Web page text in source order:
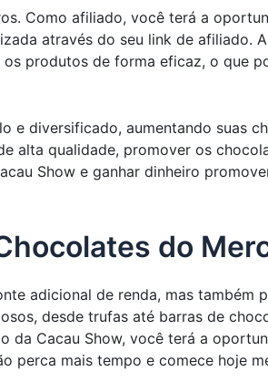
Como afiliado, você terá a
através do seu link de afiliado.
produtos de forma eficaz, o que
diversificado, aumentando suas
alta qualidade, promover os
Show e ganhar dinheiro
do
adicional de renda, mas também
desde trufas até barras de
da Cacau Show, você terá a
perca mais tempo e comece hoje